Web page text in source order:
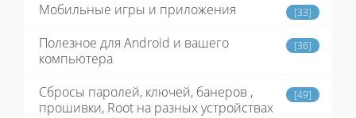
Мобильные игры и приложения [33]
Полезное для Android и вашего
компьютера
[36]
Сбросы паролей, ключей, банеров ,
прошивки, Root на разных устройствах
[49]